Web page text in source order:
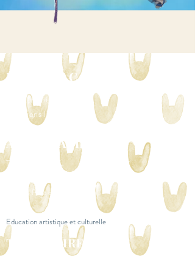
LA SARBACANE
Qui sommes nous ?
Mentions légales
ACCÈS RAPIDE
Transhumance
Festival Pont des Arts
L' Atelier
Education artistique et culturelle
TERRITOIRE
Traversée - CTDCEAC